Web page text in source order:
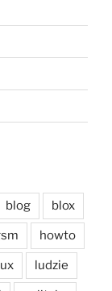
blog blox
howto
ludzie